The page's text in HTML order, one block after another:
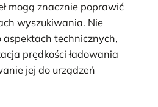
mogą znacznie poprawić
wyszukiwania. Nie
aspektach technicznych,
prędkości ładowania
jej do urządzeń